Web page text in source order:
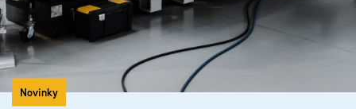
Novinky